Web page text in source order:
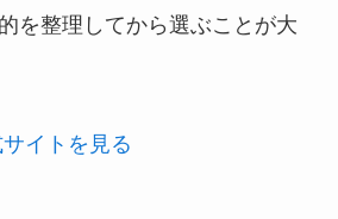
を整理してから選ぶことが大
イトを見る